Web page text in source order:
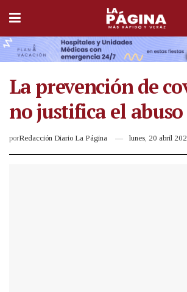
La prevención de
no justifica el
porRedacción Diario La Página lunes, 20 abril